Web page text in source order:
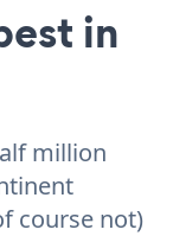
in
million
course not)